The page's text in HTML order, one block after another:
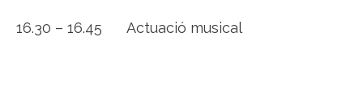
16.30 – 16.45 Actuació musical